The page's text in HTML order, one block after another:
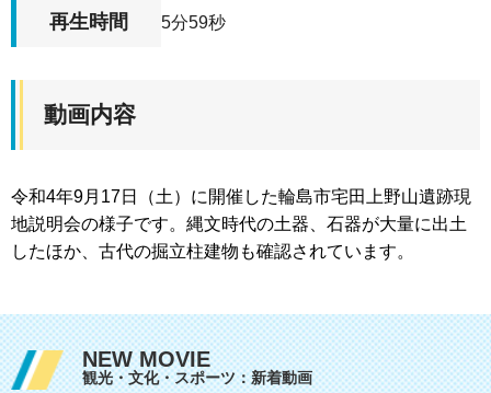
再生時間 5分59秒
動画内容
令和4年9月17日（土）に開催した輪島市宅田上野山遺跡現
地説明会の様子です。縄文時代の土器、石器が大量に出土
したほか、古代の掘立柱建物も確認されています。
NEW MOVIE
観光・文化・スポーツ：新着動画